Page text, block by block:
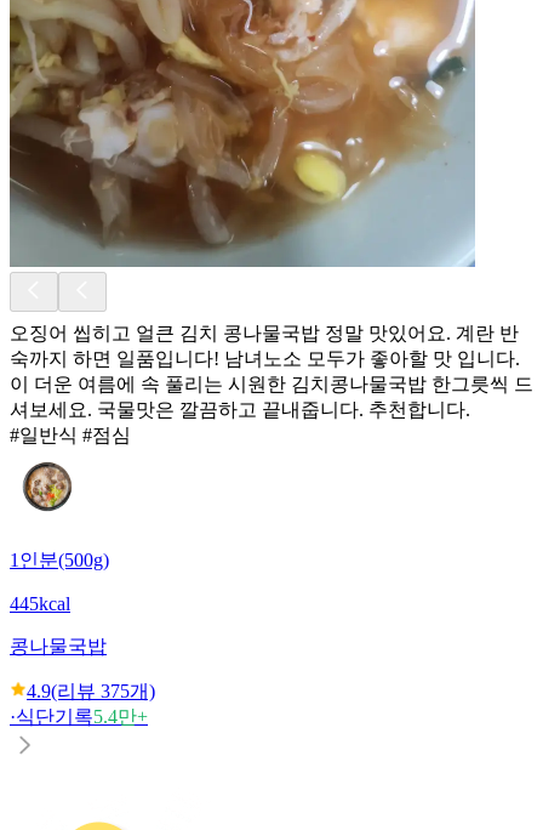
오징어 씹히고 얼큰 김치 콩나물국밥 정말 맛있어요. 계란 반
숙까지 하면 일품입니다! 남녀노소 모두가 좋아할 맛 입니다.
이 더운 여름에 속 풀리는 시원한 김치콩나물국밥 한그릇씩 드
셔보세요. 국물맛은 깔끔하고 끝내줍니다. 추천합니다.
#일반식 #점심
1인분(500g)
445kcal
콩나물국밥
4.9(리뷰 375개)
·식단기록5.4만+